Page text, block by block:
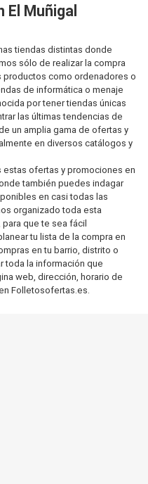
Muñigal
tiendas distintas donde
sólo de realizar la compra
productos como ordenadores o
de informática o menaje
por tener tiendas únicas
las últimas tendencias de
un amplia gama de ofertas y
en diversos catálogos y
ofertas y promociones en
también puedes indagar
en casi todas las
organizado toda esta
que te sea fácil
tu lista de la compra en
en tu barrio, distrito o
toda la información que
web, dirección, horario de
Folletosofertas.es.